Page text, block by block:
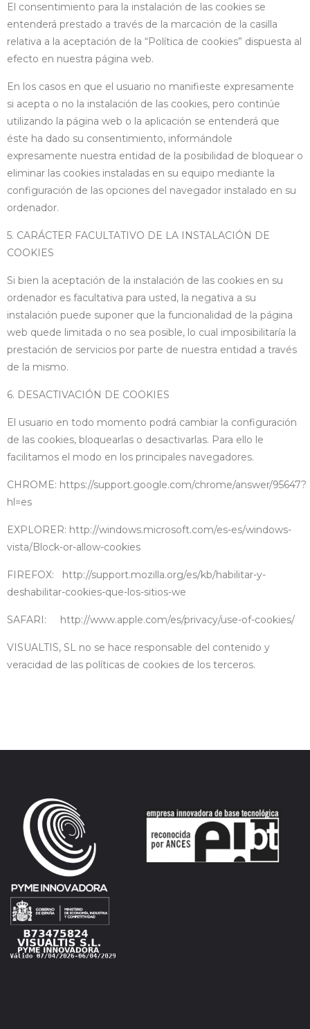
El consentimiento para la instalación de las cookies se
entenderá prestado a través de la marcación de la casilla
relativa a la aceptación de la “Política de cookies” dispuesta al
efecto en nuestra página web.
En los casos en que el usuario no manifieste expresamente
si acepta o no la instalación de las cookies, pero continúe
utilizando la página web o la aplicación se entenderá que
éste ha dado su consentimiento, informándole
expresamente nuestra entidad de la posibilidad de bloquear o
eliminar las cookies instaladas en su equipo mediante la
configuración de las opciones del navegador instalado en su
ordenador.
5. CARÁCTER FACULTATIVO DE LA INSTALACIÓN DE
COOKIES
Si bien la aceptación de la instalación de las cookies en su
ordenador es facultativa para usted, la negativa a su
instalación puede suponer que la funcionalidad de la página
web quede limitada o no sea posible, lo cual imposibilitaría la
prestación de servicios por parte de nuestra entidad a través
de la mismo.
6. DESACTIVACIÓN DE COOKIES
El usuario en todo momento podrá cambiar la configuración
de las cookies, bloquearlas o desactivarlas. Para ello le
facilitamos el modo en los principales navegadores.
CHROME: https://support.google.com/chrome/answer/95647?
hl=es
EXPLORER: http://windows.microsoft.com/es-es/windows-
vista/Block-or-allow-cookies
FIREFOX: http://support.mozilla.org/es/kb/habilitar-y-
deshabilitar-cookies-que-los-sitios-we
SAFARI: http://www.apple.com/es/privacy/use-of-cookies/
VISUALTIS, SL no se hace responsable del contenido y
veracidad de las políticas de cookies de los terceros.